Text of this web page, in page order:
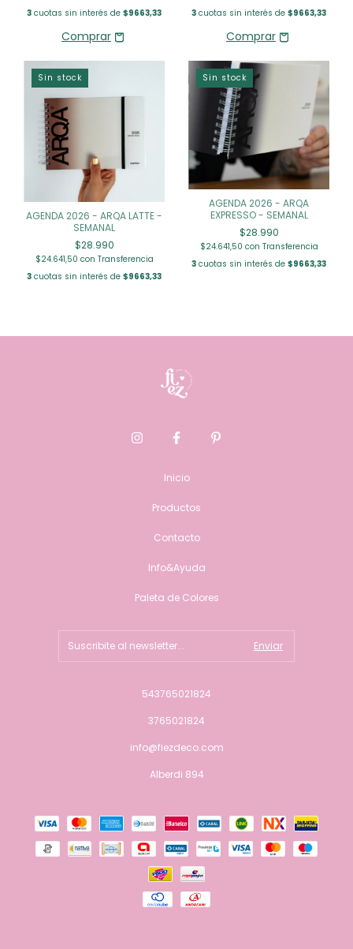
3 cuotas sin interés de $9663,33
3 cuotas sin interés de $9663,33
Sin stock
AGENDA 2026 - ARQA LATTE -
SEMANAL
$28.990
$24.641,50 con Transferencia
3 cuotas sin interés de $9663,33
Sin stock
AGENDA 2026 - ARQA
EXPRESSO - SEMANAL
$28.990
$24.641,50 con Transferencia
3 cuotas sin interés de $9663,33
Inicio
Productos
Contacto
Info&Ayuda
Paleta de Colores
543765021824
3765021824
info@fiezdeco.com
Alberdi 894